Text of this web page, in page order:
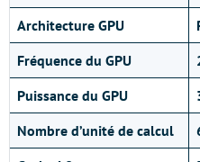
Architecture GPU
Fréquence du GPU
Puissance du GPU
Nombre d’unité de calcul